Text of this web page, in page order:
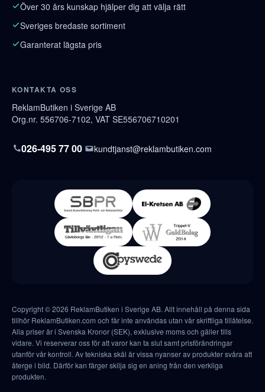
Över 30 års kunskap hjälper dig att välja rätt
Sveriges bredaste sortiment
Garanterat lägsta pris
KONTAKTA OSS
ReklamButiken i Sverige AB
Org.nr. 556706-7102, VAT SE556706710201
026-495 77 00 kundtjanst@reklambutiken.com
Copyright © 2026 ReklamButiken i Sverige AB. Allt innehåll på denna sida
tillhör ReklamButiken.com och får inte användas utan vår skriftliga tillåtelse.
Alla priser är i Svenska Kronor (SEK), exklusive moms och gäller tills
vidare. Vi reserverar oss för att varor kan ta slut samt prisförändringar
utanför vår kontroll. Av tekniska skäl är vissa nyanser av produkter svåra att
återge i bild. Därför kan färger skilja sig en aning från den verkliga
produkten.